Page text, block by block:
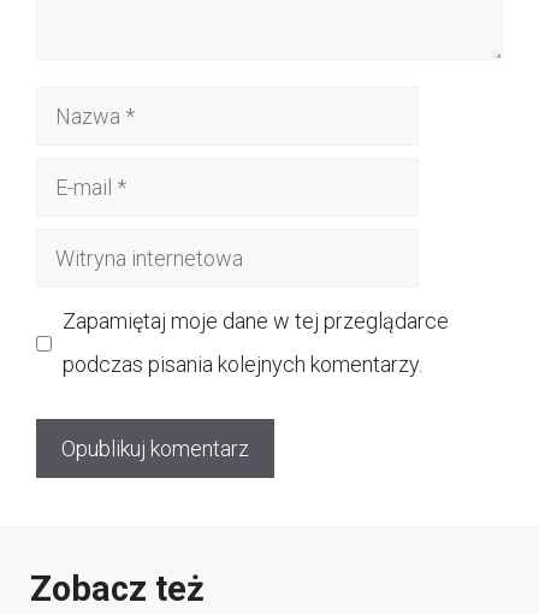
Nazwa
Witryna
Zapamiętaj moje dane w tej przeglądarce
podczas pisania kolejnych komentarzy.
Zobacz też